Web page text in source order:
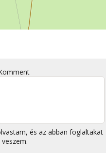
és az abban foglaltakat